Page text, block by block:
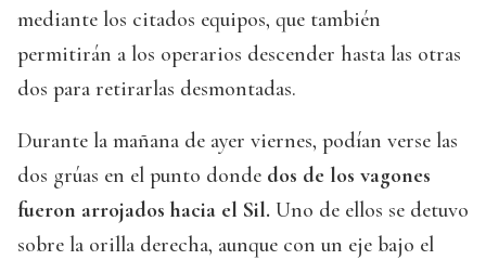
mediante los citados equipos, que también
permitirán a los operarios descender hasta las otras
dos para retirarlas desmontadas.
Durante la mañana de ayer viernes, podían verse las
dos grúas en el punto donde dos de los vagones
fueron arrojados hacia el Sil. Uno de ellos se detuvo
sobre la orilla derecha, aunque con un eje bajo el